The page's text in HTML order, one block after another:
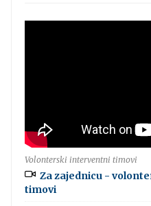
Volonterski interventni timovi
Za zajednicu -
timovi